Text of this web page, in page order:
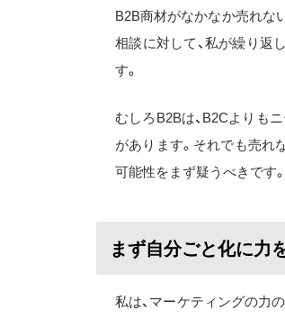
B2B商材がなかなか売れな
相談に対して、私が繰り返
す。
むしろB2Bは、B2Cよりも
があります。それでも売れ
可能性をまず疑うべきです。
まず自分ごと化に力
私は、マーケティングの力